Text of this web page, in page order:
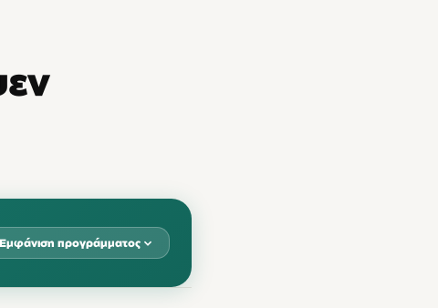
Εμφάνιση προγράμματος